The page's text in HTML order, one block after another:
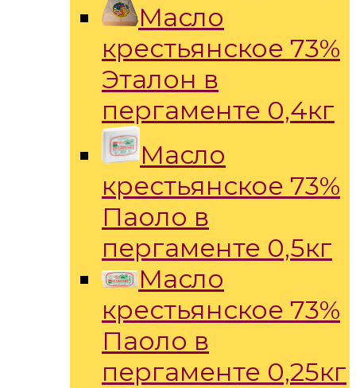
Масло
крестьянское 73%
Эталон в
пергаменте 0,4кг
Масло
крестьянское 73%
Паоло в
пергаменте 0,5кг
Масло
крестьянское 73%
Паоло в
пергаменте 0,25кг